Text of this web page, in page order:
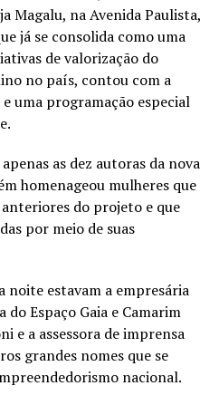
Magalu, na Avenida Paulista,
já se consolida como uma
de valorização do
no país, contou com a
uma programação especial
as dez autoras da nova
homenageou mulheres que
do projeto e que
por meio de suas
noite estavam a empresária
Espaço Gaia e Camarim
e a assessora de imprensa
grandes nomes que se
nacional.